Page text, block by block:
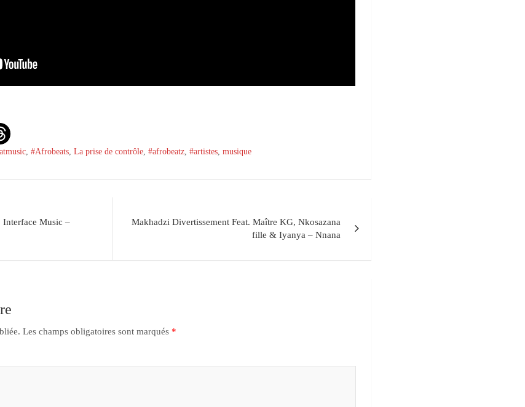
,#Afrobeats ,La prise de contrôle ,#afrobeatz ,#artistes ,musique
Interface Music –
Makhadzi Divertissement Feat. Maître KG, Nkosazana
fille & Iyanya – Nnana
Les champs obligatoires sont marqués *